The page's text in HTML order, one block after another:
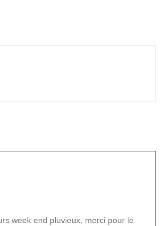
week end pluvieux, merci pour le